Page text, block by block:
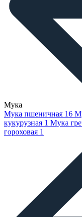
Мука
Мука пшеничная 16
кукурузная 1 Мука
гороховая 1